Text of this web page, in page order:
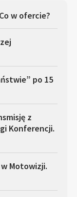
w ofercie?
po 15
z
Konferencji.
Motowizji.